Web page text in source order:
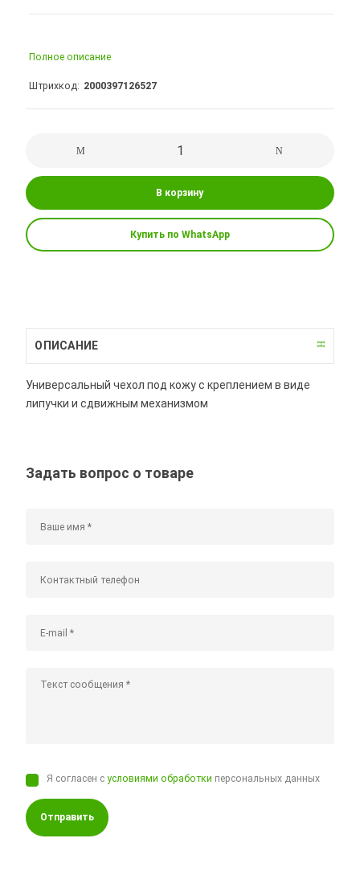
Полное описание
Штрихкод 2000397126527
В корзину
Купить по WhatsApp
ОПИСАНИЕ
Универсальный чехол под кожу с креплением в виде
липучки и сдвижным механизмом
Задать вопрос о товаре
Я согласен сусловиями обработки персональных данных
Отправить